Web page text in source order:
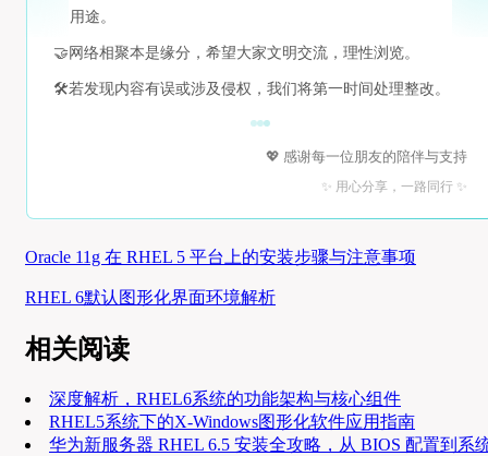
用途。
🤝 网络相聚本是缘分，希望大家文明交流，理性浏览。
🛠️若发现内容有误或涉及侵权，我们将第一时间处理整改。
💖 感谢每一位朋友的陪伴与支持
✨ 用心分享，一路同行 ✨
Oracle 11g 在 RHEL 5 平台上的安装步骤与注意事项
RHEL 6默认图形化界面环境解析
相关阅读
深度解析，RHEL6系统的功能架构与核心组件
RHEL5系统下的X-Windows图形化软件应用指南
华为新服务器 RHEL 6.5 安装全攻略，从 BIOS 配置到系